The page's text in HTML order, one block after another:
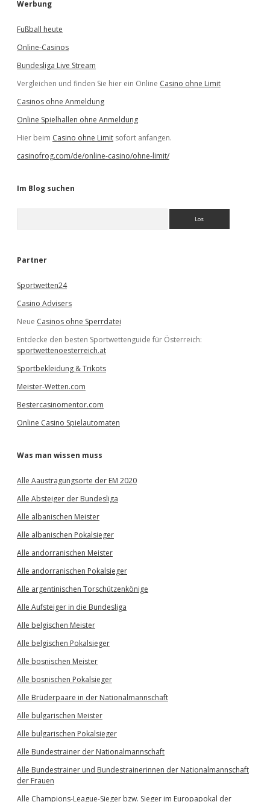
Werbung
Fußball heute
Online-Casinos
Bundesliga Live Stream
Vergleichen und finden Sie hier ein Online Casino ohne Limit
Casinos ohne Anmeldung
Online Spielhallen ohne Anmeldung
Hier beim Casino ohne Limit sofort anfangen.
casinofrog.com/de/online-casino/ohne-limit/
Im Blog suchen
e
Partner
Sportwetten24
Casino Advisers
Neue Casinos ohne Sperrdatei
Entdecke den besten Sportwettenguide für Österreich:
sportwettenoesterreich.at
Sportbekleidung & Trikots
Meister-Wetten.com
Bestercasinomentor.com
Online Casino Spielautomaten
Was man wissen muss
Alle Aaustragungsorte der EM 2020
Alle Absteiger der Bundesliga
Alle albanischen Meister
Alle albanischen Pokalsieger
Alle andorranischen Meister
Alle andorranischen Pokalsieger
Alle argentinischen Torschützenkönige
Alle Aufsteiger in die Bundesliga
Alle belgischen Meister
Alle belgischen Pokalsieger
Alle bosnischen Meister
Alle bosnischen Pokalsieger
Alle Brüderpaare in der Nationalmannschaft
Alle bulgarischen Meister
Alle bulgarischen Pokalsieger
Alle Bundestrainer der Nationalmannschaft
Alle Bundestrainer und Bundestrainerinnen der Nationalmannschaft
der Frauen
Alle Champions-League-Sieger bzw. Sieger im Europapokal der